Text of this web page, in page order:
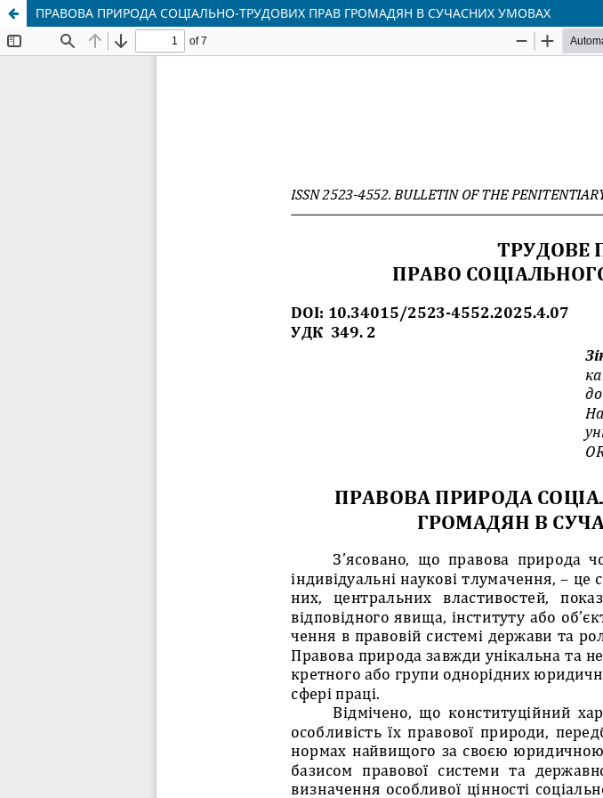
ПРАВОВА ПРИРОДА СОЦІАЛЬНО-ТРУДОВИХ ПРАВ ГРОМАДЯН В СУЧАСНИХ УМОВАХ